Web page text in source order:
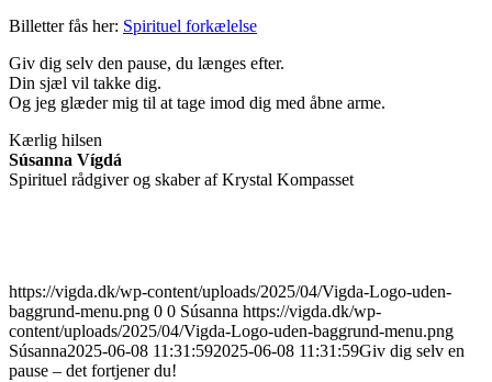
Billetter fås her: Spirituel forkælelse
Giv dig selv den pause, du længes efter.
Din sjæl vil takke dig.
Og jeg glæder mig til at tage imod dig med åbne arme.
Kærlig hilsen
Súsanna Vígdá
Spirituel rådgiver og skaber af Krystal Kompasset
https://vigda.dk/wp-content/uploads/2025/04/Vigda-Logo-uden-
baggrund-menu.png 0 0 Súsanna https://vigda.dk/wp-
content/uploads/2025/04/Vigda-Logo-uden-baggrund-menu.png
Súsanna2025-06-08 11:31:592025-06-08 11:31:59Giv dig selv en
pause – det fortjener du!